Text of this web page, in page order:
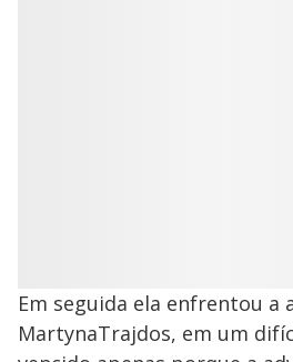
Em seguida ela enfrentou a
MartynaTrajdos, em um